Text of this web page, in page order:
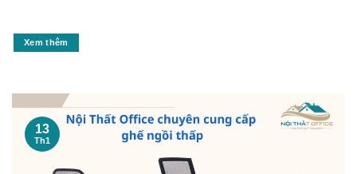
Xem thêm
13
Th1